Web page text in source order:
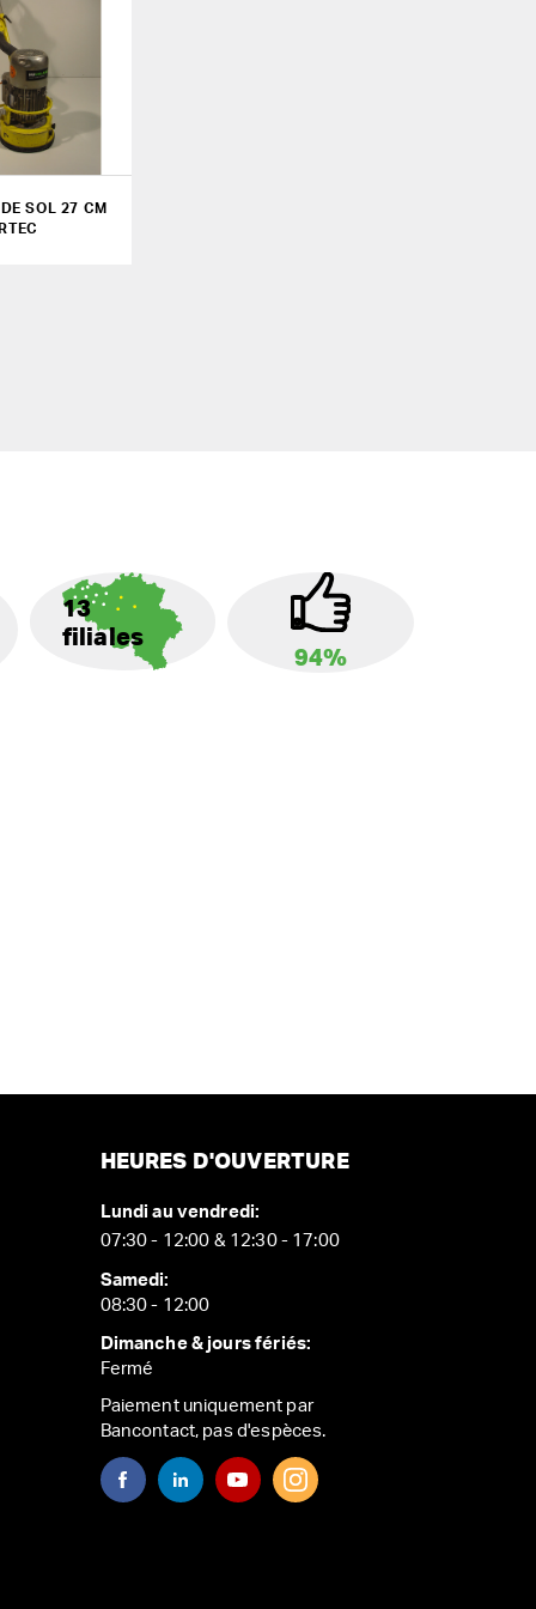
SOL 27 CM
13
filiales
94%
HEURES D'OUVERTURE
Lundi au vendredi:
07:30 - 12:00 & 12:30 - 17:00
Samedi:
08:30 - 12:00
Dimanche & jours fériés:
Fermé
Paiement uniquement par
Bancontact, pas d'espèces.